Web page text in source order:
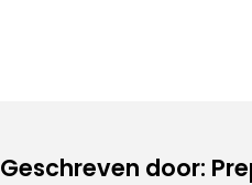
Geschreven door: